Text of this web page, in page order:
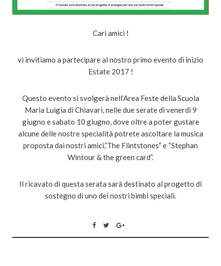
Cari amici !
vi invitiamo a partecipare al nostro primo evento di inizio
Estate 2017 !
Questo evento si svolgerà nell’Area Feste della Scuola
Maria Luigia di Chiavari, nelle due serate di venerdi 9
giugno e sabato 10 giugno, dove oltre a poter gustare
alcune delle nostre specialità potrete ascoltare la musica
proposta dai nostri amici,”The Flintstones” e “Stephan
Wintour & the green card”.
Il ricavato di questa serata sarà destinato al progetto di
sostegno di uno dei nostri bimbi speciali.